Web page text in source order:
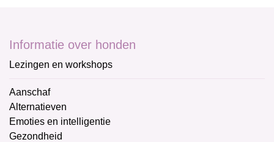
Informatie over honden
Lezingen en workshops
Aanschaf
Alternatieven
Emoties en intelligentie
Gezondheid